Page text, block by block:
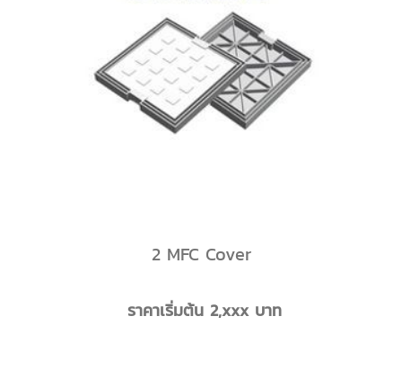
2 MFC Cover
ราคาเริ่มต้น 2,xxx บาท